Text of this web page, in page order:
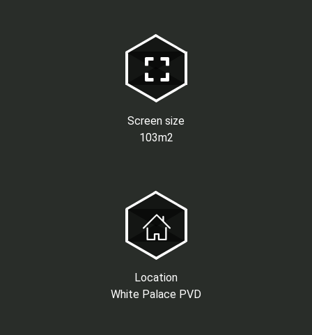
Screen size
103m2
Location
White Palace PVD